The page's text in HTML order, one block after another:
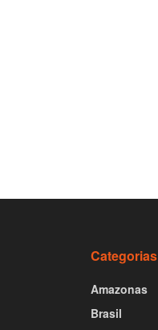
Categorias
Amazonas
Brasil